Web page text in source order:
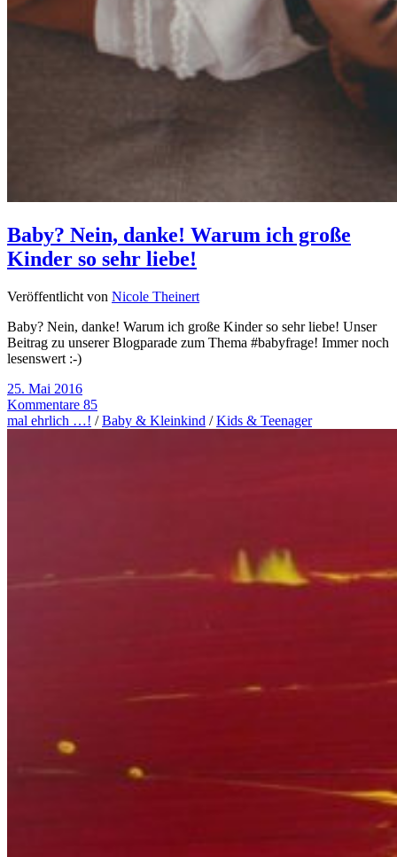
Baby? Nein, danke! Warum ich große
Kinder so sehr liebe!
Veröffentlicht von Nicole Theinert
Baby? Nein, danke! Warum ich große Kinder so sehr liebe! Unser
Beitrag zu unserer Blogparade zum Thema #babyfrage! Immer noch
lesenswert :-)
25. Mai 2016
Kommentare 85
mal ehrlich …! /Baby & Kleinkind /Kids & Teenager